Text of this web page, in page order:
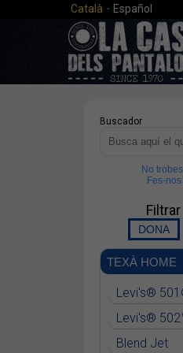
Català · Español
Buscador
No
Fes-
TEXÀ HOME
Levi's®
Levi's®
Blend Jet